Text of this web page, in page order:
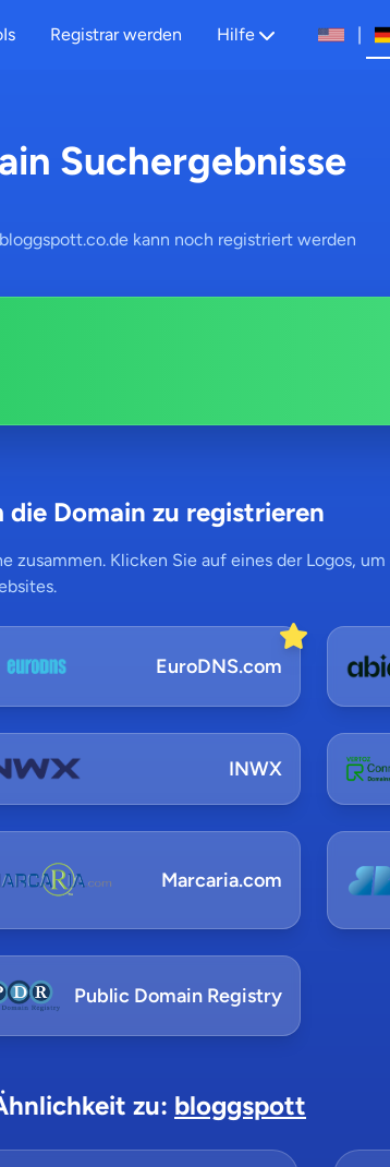
Registrar werden Hilfe |
Suchergebnisse
kann noch registriert werden
Domain zu registrieren
Klicken Sie auf eines der Logos,
EuroDNS.com
INWX
Marcaria.com
Public Domain Registry
zu: bloggspott